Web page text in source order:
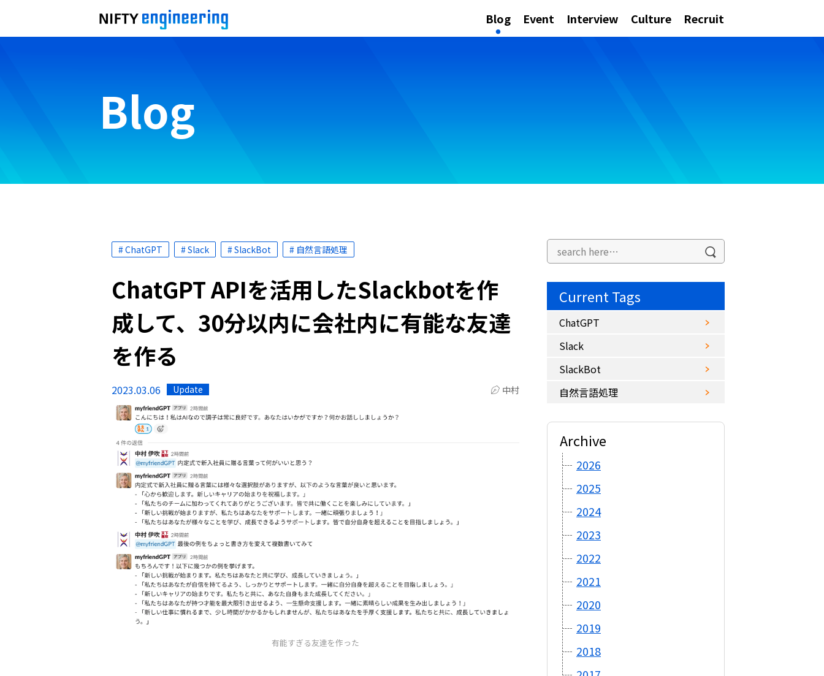
Blog Event Interview Culture Recruit
Blog
# ChatGPT # Slack # SlackBot # 自然言語処理
ChatGPT APIを活用したSlackbotを作
成して、30分以内に会社内に有能な友達
を作る
2023.03.06 Update 中村
有能すぎる友達を作った
Current Tags
ChatGPT
Slack
SlackBot
自然言語処理
Archive
2026
2025
2024
2023
2022
2021
2020
2019
2018